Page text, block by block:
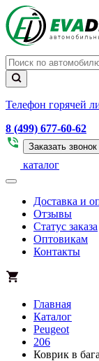
Телефон горячей
8 (499) 677-60-62
Заказать звонок
каталог
Доставка и
Отзывы
Статус заказа
Оптовикам
Контакты
Главная
Каталог
Peugeot
206
Коврик в